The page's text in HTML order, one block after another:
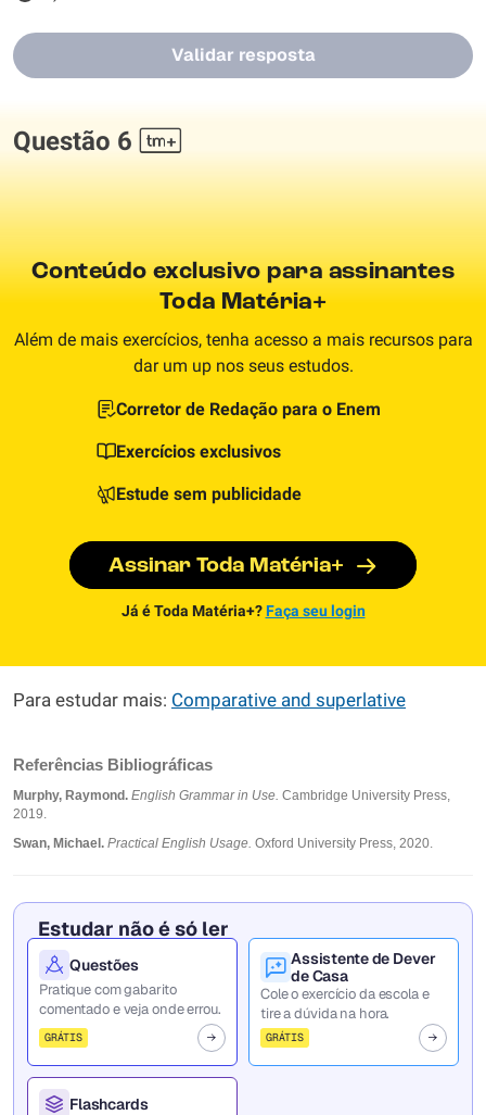
Validar resposta
Questão 6
Conteúdo exclusivo para assinantes
Toda Matéria+
Além de mais exercícios, tenha acesso a mais recursos para
dar um up nos seus estudos.
Corretor de Redação para o Enem
Exercícios exclusivos
Estude sem publicidade
Assinar Toda Matéria+
Já é Toda Matéria+? Faça seu login
Para estudar mais: Comparative and superlative
Referências Bibliográficas
Murphy, Raymond. English Grammar in Use. Cambridge University Press,
2019.
Swan, Michael. Practical English Usage. Oxford University Press, 2020.
Estudar não é só ler
Questões
Pratique com gabarito
comentado e veja onde errou.
GRÁTIS
Assistente de Dever
de Casa
Cole o exercício da escola e
tire a dúvida na hora.
GRÁTIS
Flashcards